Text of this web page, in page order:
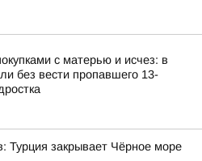
с матерью и исчез: в
без вести пропавшего 13-
Турция закрывает Чёрное море